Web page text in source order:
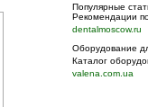
Популярные
Рекомендации
dentalmoscow.ru
Оборудование
Каталог
valena.com.ua